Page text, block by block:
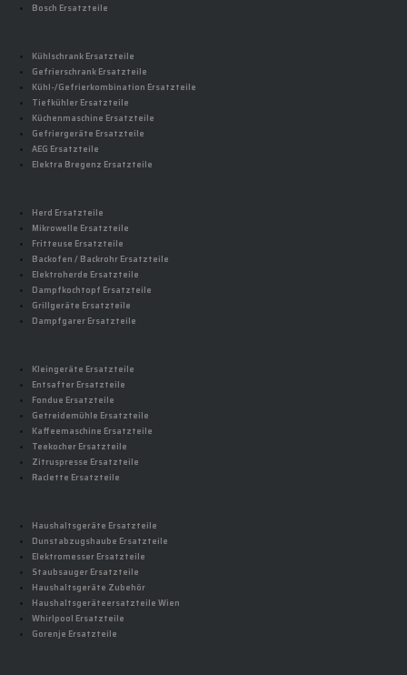
Bosch Ersatzteile
Kühlschrank Ersatzteile
Gefrierschrank Ersatzteile
Kühl-/Gefrierkombination Ersatzteile
Tiefkühler Ersatzteile
Küchenmaschine Ersatzteile
Gefriergeräte Ersatzteile
AEG Ersatzteile
Elektra Bregenz Ersatzteile
Herd Ersatzteile
Mikrowelle Ersatzteile
Fritteuse Ersatzteile
Backofen / Backrohr Ersatzteile
Elektroherde Ersatzteile
Dampfkochtopf Ersatzteile
Grillgeräte Ersatzteile
Dampfgarer Ersatzteile
Kleingeräte Ersatzteile
Entsafter Ersatzteile
Fondue Ersatzteile
Getreidemühle Ersatzteile
Kaffeemaschine Ersatzteile
Teekocher Ersatzteile
Zitruspresse Ersatzteile
Raclette Ersatzteile
Haushaltsgeräte Ersatzteile
Dunstabzugshaube Ersatzteile
Elektromesser Ersatzteile
Staubsauger Ersatzteile
Haushaltsgeräte Zubehör
Haushaltsgeräteersatzteile Wien
Whirlpool Ersatzteile
Gorenje Ersatzteile